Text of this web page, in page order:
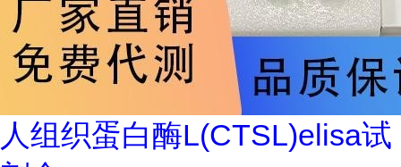
人组织蛋白酶L(CTSL)elisa试